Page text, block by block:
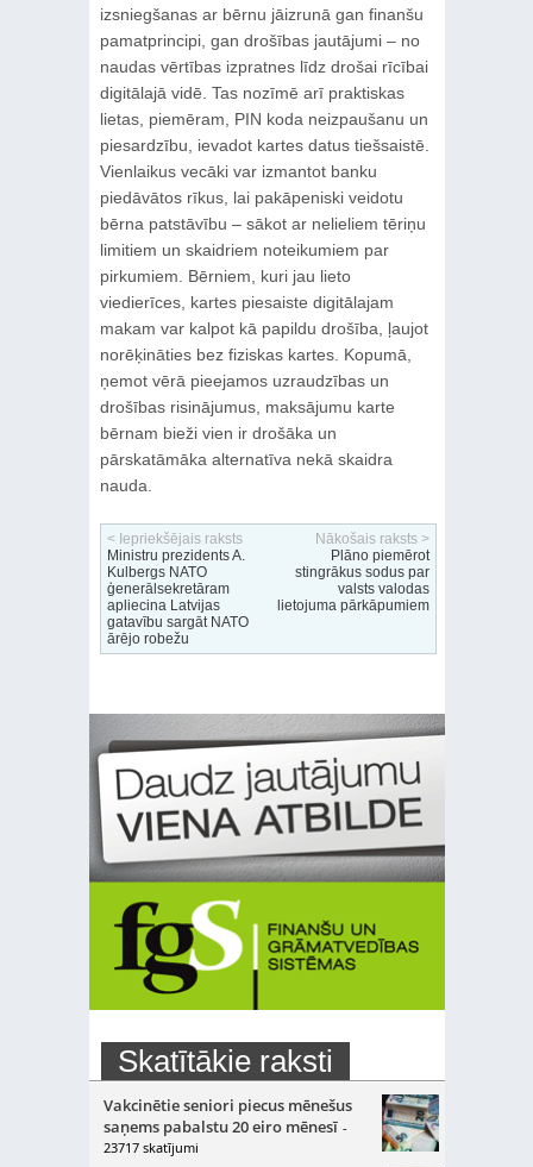
izsniegšanas ar bērnu jāizrunā gan finanšu
pamatprincipi, gan drošības jautājumi – no
naudas vērtības izpratnes līdz drošai rīcībai
digitālajā vidē. Tas nozīmē arī praktiskas
lietas, piemēram, PIN koda neizpaušanu un
piesardzību, ievadot kartes datus tiešsaistē.
Vienlaikus vecāki var izmantot banku
piedāvātos rīkus, lai pakāpeniski veidotu
bērna patstāvību – sākot ar nelieliem tēriņu
limitiem un skaidriem noteikumiem par
pirkumiem. Bērniem, kuri jau lieto
viedierīces, kartes piesaiste digitālajam
makam var kalpot kā papildu drošība, ļaujot
norēķināties bez fiziskas kartes. Kopumā,
ņemot vērā pieejamos uzraudzības un
drošības risinājumus, maksājumu karte
bērnam bieži vien ir drošāka un
pārskatāmāka alternatīva nekā skaidra
nauda.
< Iepriekšējais raksts
Ministru prezidents A.
Kulbergs NATO
ģenerālsekretāram
apliecina Latvijas
gatavību sargāt NATO
ārējo robežu
Nākošais raksts >
Plāno piemērot
stingrākus sodus par
valsts valodas
lietojuma pārkāpumiem
Skatītākie raksti
Vakcinētie seniori piecus mēnešus
saņems pabalstu 20 eiro mēnesī -
23717 skatījumi